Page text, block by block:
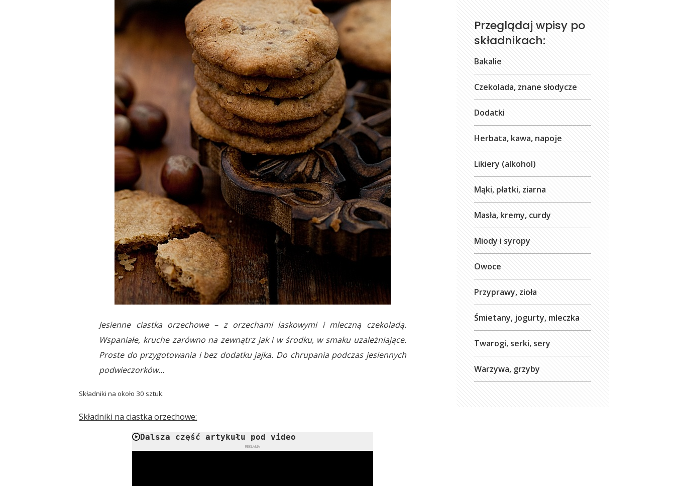
Jesienne ciastka orzechowe – z orzechami laskowymi i mleczną czekoladą.
Wspaniałe, kruche zarówno na zewnątrz jak i w środku, w smaku uzależniające.
Proste do przygotowania i bez dodatku jajka. Do chrupania podczas jesiennych
podwieczorków…
Składniki na około 30 sztuk.
Składniki na ciastka orzechowe:
Dalsza część artykułu pod video
REKLAMA
Przeglądaj wpisy po
składnikach:
Bakalie
Czekolada, znane słodycze
Dodatki
Herbata, kawa, napoje
Likiery (alkohol)
Mąki, płatki, ziarna
Masła, kremy, curdy
Miody i syropy
Owoce
Przyprawy, zioła
Śmietany, jogurty, mleczka
Twarogi, serki, sery
Warzywa, grzyby